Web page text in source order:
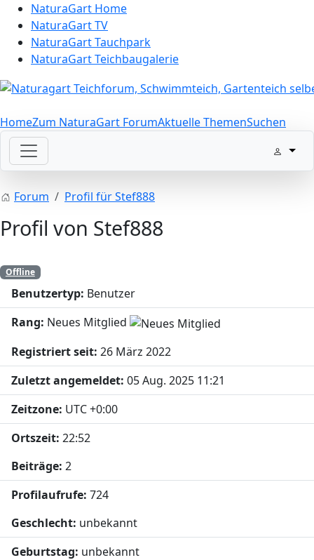
NaturaGart Home
NaturaGart TV
NaturaGart Tauchpark
NaturaGart Teichbaugalerie
HomeZum NaturaGart ForumAktuelle ThemenSuchen
Forum Profil für Stef888
Profil von Stef888
Offline
Benutzertyp: Benutzer
Rang: Neues Mitglied
Registriert seit: 26 März 2022
Zuletzt angemeldet: 05 Aug. 2025 11:21
Zeitzone: UTC +0:00
Ortszeit: 22:52
Beiträge: 2
Profilaufrufe: 724
Geschlecht: unbekannt
Geburtstag: unbekannt